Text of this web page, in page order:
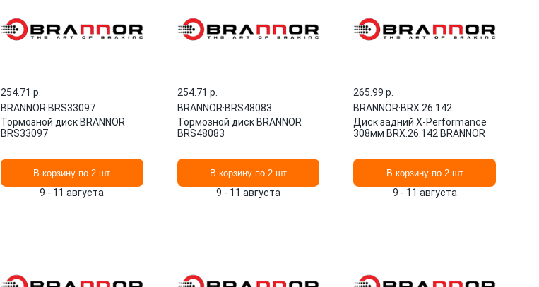
254.71 p.
BRANNOR·BRS33097
Тормозной диск BRANNOR
BRS33097
В корзину по 2 шт
9 - 11 августа
254.71 p.
BRANNOR·BRS48083
Тормозной диск BRANNOR
BRS48083
В корзину по 2 шт
9 - 11 августа
265.99 p.
BRANNOR·BRX.26.142
Диск задний X-Performance
308мм BRX.26.142 BRANNOR
В корзину по 2 шт
9 - 11 августа